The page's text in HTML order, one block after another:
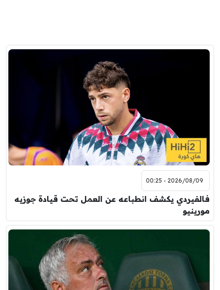
2026/08/09 - 00:25
فالفيردي يكشف انطباعه عن العمل تحت قيادة جوزيه
مورينيو